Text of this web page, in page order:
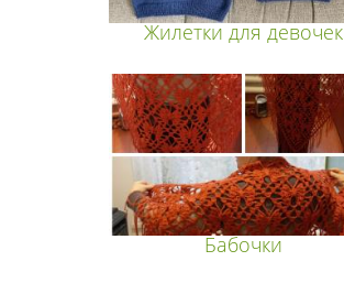
Жилетки для девочек
Бабочки